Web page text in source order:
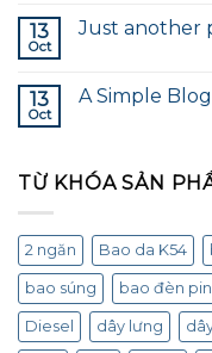
13
Oct
Just another
13
Oct
A Simple
TỪ KHÓA SẢN
2 ngăn Bao da K54
bao súng bao đèn pin
Diesel dây lưng